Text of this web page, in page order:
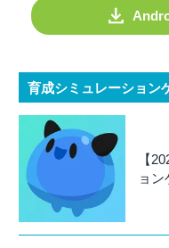
育成シミュレーション
【
ョン